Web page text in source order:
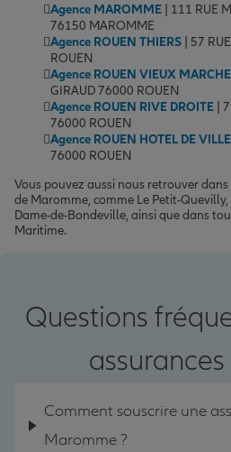
Agence MAROMME | 111 RUE
76150 MAROMME
Agence ROUEN THIERS | 57
ROUEN
Agence ROUEN VIEUX MARCHE
GIRAUD 76000 ROUEN
Agence ROUEN RIVE DROITE |
76000 ROUEN
Agence ROUEN HOTEL DE VILLE
76000 ROUEN
Vous pouvez aussi nous retrouver
de Maromme, comme Le Petit-
Dame-de-Bondeville, ainsi que dans
Maritime.
Questions
Comment souscrire une
Maromme ?